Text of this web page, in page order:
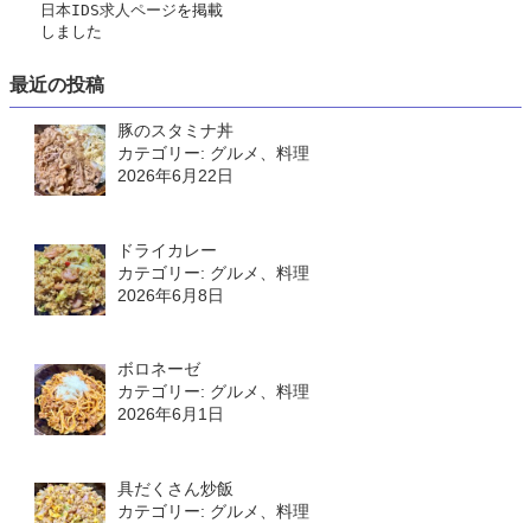
日本IDS求人ページを掲載
しました
最近の投稿
豚のスタミナ丼
カテゴリー: グルメ、料理
2026年6月22日
ドライカレー
カテゴリー: グルメ、料理
2026年6月8日
ボロネーゼ
カテゴリー: グルメ、料理
2026年6月1日
具だくさん炒飯
カテゴリー: グルメ、料理